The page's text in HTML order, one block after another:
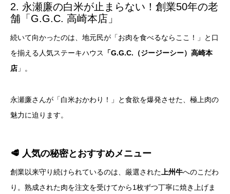
2. 永瀬廉の白米が止まらない！創業50年の老
舗「G.G.C. 高崎本店」
続いて向かったのは、地元民が「お肉を食べるならここ！」と口
を揃える人気ステーキハウス
「G.G.C.（ジージーシー）高崎本
店 」。
永瀬廉さんが「白米おかわり！」と食欲を爆発させた、極上肉の
魅力に迫ります。
🥩 人気の秘密とおすすめメニュー
創業以来守り続けられているのは、厳選された上州牛へのこだわ
り。熟成された肉を注文を受けてから1枚ずつ丁寧に焼き上げま